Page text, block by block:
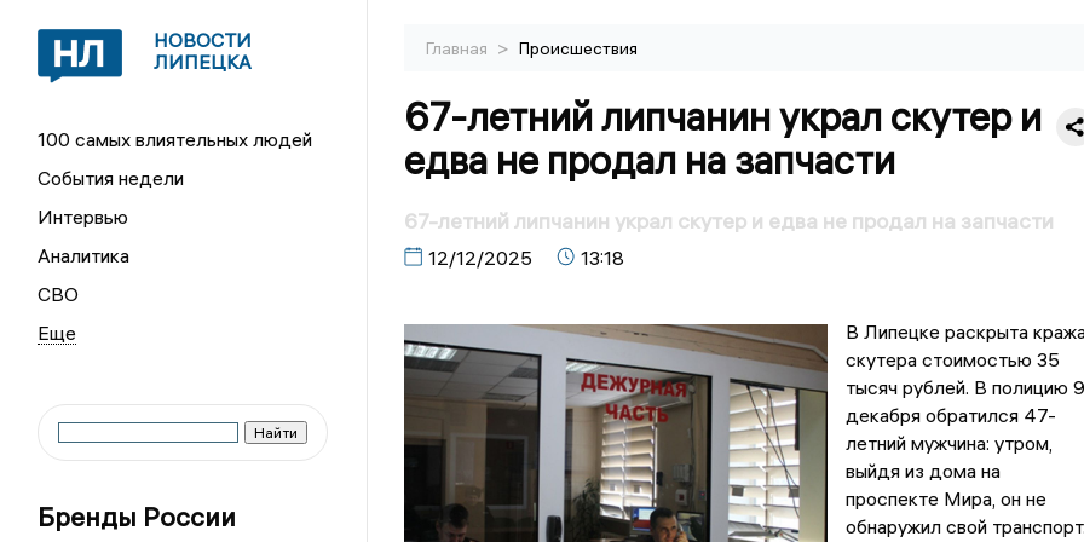
НОВОСТИ
ЛИПЕЦКА
100 самых влиятельных людей
События недели
Интервью
Аналитика
СВО
Бренды России
Главная > Происшествия
67-летний липчанин украл скутер и
едва не продал на запчасти
67-летний липчанин украл скутер и едва не продал на запчасти
12/12/2025 13:18
В Липецке раскрыта
скутера стоимостью 35
тысяч рублей. В полицию 9
декабря обратился 47-
летний мужчина: утром,
выйдя из дома на
проспекте Мира, он не
обнаружил свой транспорт.